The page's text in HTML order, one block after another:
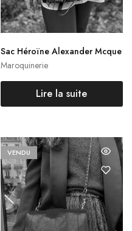
Maroquinerie
Sac Héroïne Alexander Mcque
en
Lire la suite
VENDU